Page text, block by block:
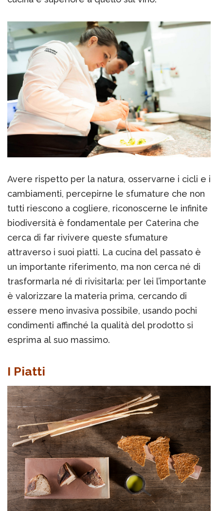
Avere rispetto per la natura, osservarne i cicli e i
cambiamenti, percepirne le sfumature che non
tutti riescono a cogliere, riconoscerne le infinite
biodiversità è fondamentale per Caterina che
cerca di far rivivere queste sfumature
attraverso i suoi piatti. La cucina del passato è
un importante riferimento, ma non cerca né di
trasformarla né di rivisitarla: per lei l’importante
è valorizzare la materia prima, cercando di
essere meno invasiva possibile, usando pochi
condimenti affinché la qualità del prodotto si
esprima al suo massimo.
I Piatti